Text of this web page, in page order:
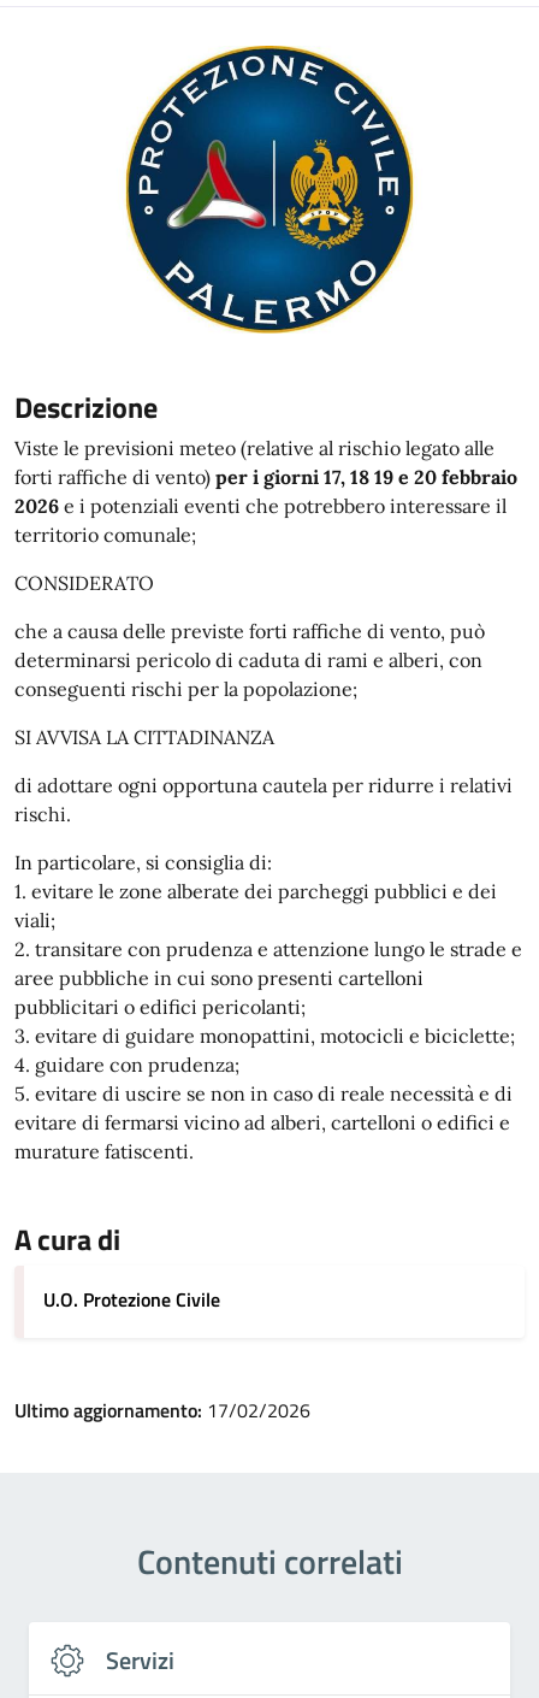
Descrizione
Viste le previsioni meteo (relative al rischio legato alle
forti raffiche di vento) per i giorni 17, 18 19 e 20 febbraio
2026 e i potenziali eventi che potrebbero interessare il
territorio comunale;
CONSIDERATO
che a causa delle previste forti raffiche di vento, può
determinarsi pericolo di caduta di rami e alberi, con
conseguenti rischi per la popolazione;
SI AVVISA LA CITTADINANZA
di adottare ogni opportuna cautela per ridurre i relativi
rischi.
In particolare, si consiglia di:
1.⁠ ⁠evitare le zone alberate dei parcheggi pubblici e dei
viali;
2.⁠ ⁠transitare con prudenza e attenzione lungo le strade e
aree pubbliche in cui sono presenti cartelloni
pubblicitari o edifici pericolanti;
3.⁠ ⁠evitare di guidare monopattini, motocicli e biciclette;
4.⁠ ⁠guidare con prudenza;
5.⁠ ⁠evitare di uscire se non in caso di reale necessità e di
evitare di fermarsi vicino ad alberi, cartelloni o edifici e
murature fatiscenti.
A cura di
U.O. Protezione Civile
Ultimo aggiornamento: 17/02/2026
Contenuti correlati
Servizi